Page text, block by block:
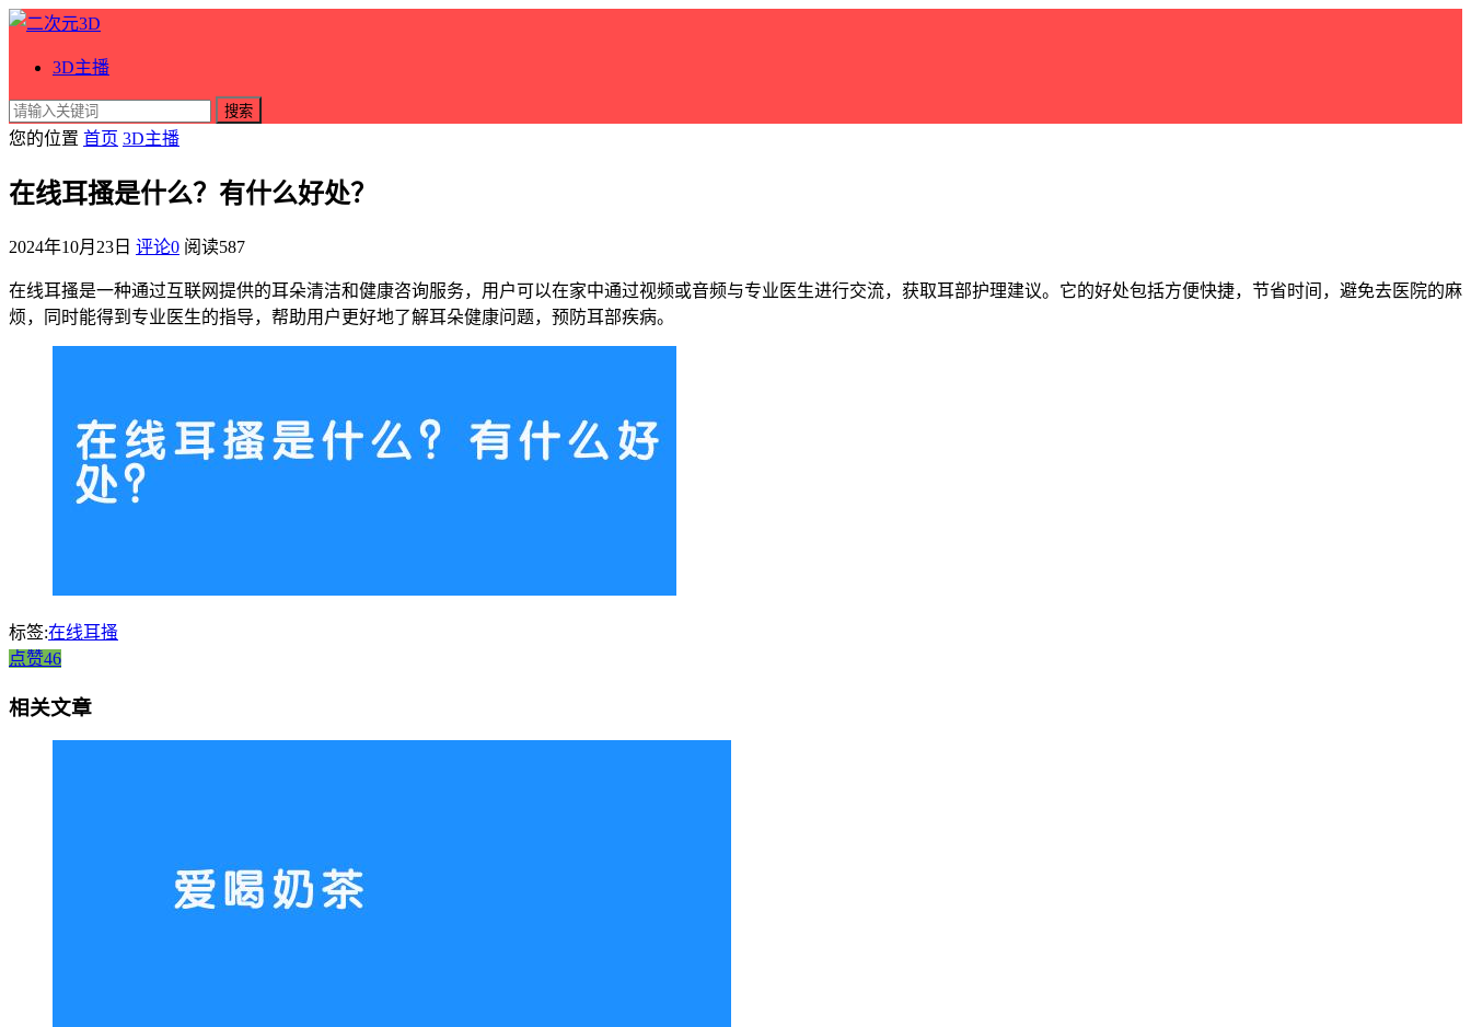
3D主播
搜索
您的位置 首页 3D主播
在线耳搔是什么？有什么好处？
2024年10月23日 评论0 阅读587
在线耳搔是一种通过互联网提供的耳朵清洁和健康咨询服务，用户可以在家中通过视频或音频与专业医生进行交流，获取耳部护理建议。它的好处包括方便快捷，节省时间，避免去医院的麻
烦，同时能得到专业医生的指导，帮助用户更好地了解耳朵健康问题，预防耳部疾病。
标签:在线耳搔
点赞46
相关文章